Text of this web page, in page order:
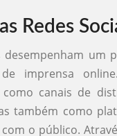
Redes
desempenham um
imprensa
canais de
também como
o público.